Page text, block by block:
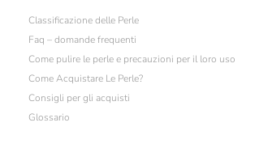
Classificazione delle Perle
Faq – domande frequenti
Come pulire le perle e precauzioni per il loro uso
Come Acquistare Le Perle?
Consigli per gli acquisti
Glossario